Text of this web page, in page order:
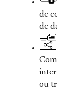
de
de
ou